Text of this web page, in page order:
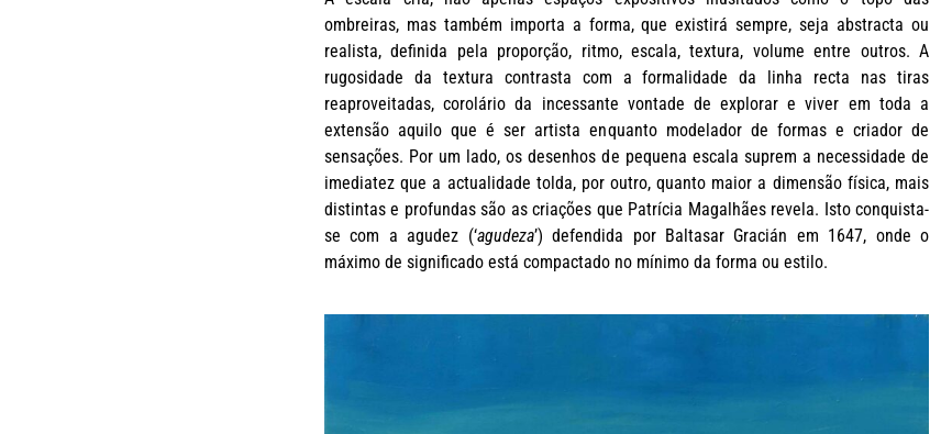
ombreiras, mas também importa a forma, que existirá sempre, seja abstracta ou
realista, definida pela proporção, ritmo, escala, textura, volume entre outros. A
rugosidade da textura contrasta com a formalidade da linha recta nas tiras
reaproveitadas, corolário da incessante vontade de explorar e viver em toda a
extensão aquilo que é ser artista enquanto modelador de formas e criador de
sensações. Por um lado, os desenhos de pequena escala suprem a necessidade de
imediatez que a actualidade tolda, por outro, quanto maior a dimensão física, mais
distintas e profundas são as criações que Patrícia Magalhães revela. Isto conquista-
se com a agudez (‘agudeza’) defendida por Baltasar Gracián em 1647, onde o
máximo de significado está compactado no mínimo da forma ou estilo.